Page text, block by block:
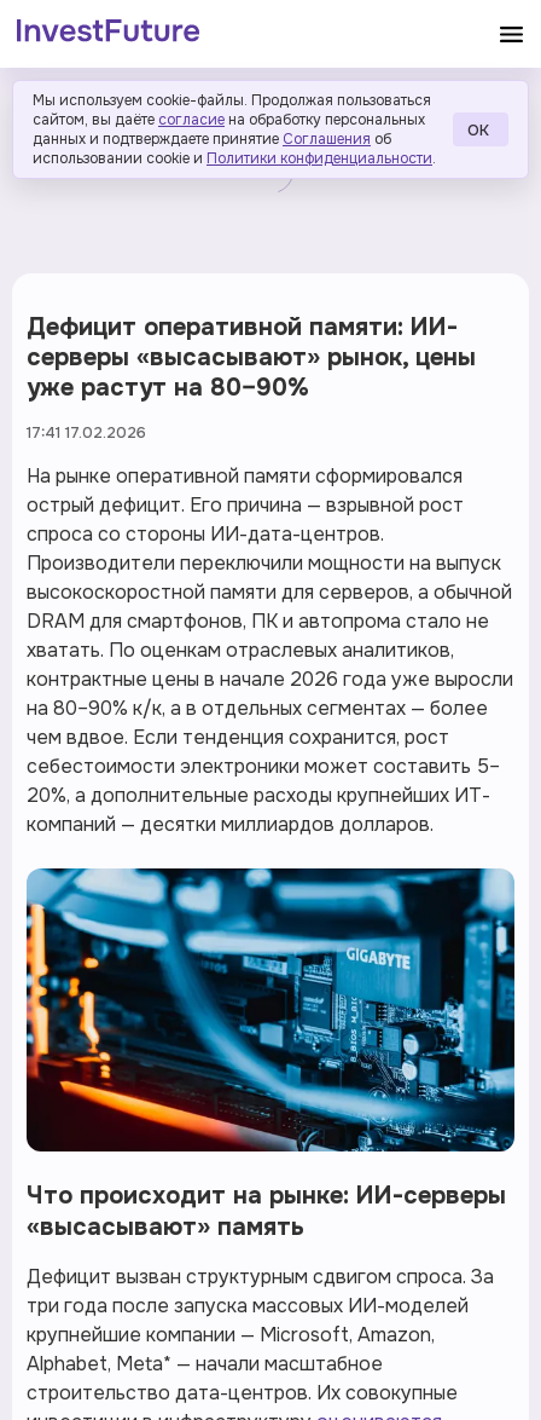
Мы используем cookie-файлы. Продолжая пользоваться
сайтом, вы даёте согласие на обработку персональных
данных и подтверждаете принятие Соглашения об
использовании cookie и Политики конфиденциальности.
ОК
Дефицит оперативной памяти: ИИ-
серверы «высасывают» рынок, цены
уже растут на 80–90%
17:41 17.02.2026
На рынке оперативной памяти сформировался
острый дефицит. Его причина — взрывной рост
спроса со стороны ИИ-дата-центров.
Производители переключили мощности на выпуск
высокоскоростной памяти для серверов, а обычной
DRAM для смартфонов, ПК и автопрома стало не
хватать. По оценкам отраслевых аналитиков,
контрактные цены в начале 2026 года уже выросли
на 80–90% к/к, а в отдельных сегментах — более
чем вдвое. Если тенденция сохранится, рост
себестоимости электроники может составить 5–
20%, а дополнительные расходы крупнейших ИТ-
компаний — десятки миллиардов долларов.
Что происходит на рынке: ИИ-серверы
«высасывают» память
Дефицит вызван структурным сдвигом спроса. За
три года после запуска массовых ИИ-моделей
крупнейшие компании — Microsoft, Amazon,
Alphabet, Meta* — начали масштабное
строительство дата-центров. Их совокупные